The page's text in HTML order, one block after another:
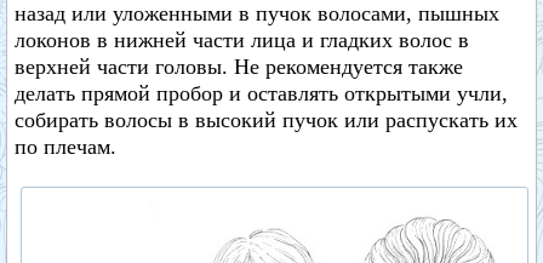
назад или уложенными в пучок волосами, пышных
локонов в нижней части лица и гладких волос в
верхней части головы. Не рекомендуется также
делать прямой пробор и оставлять открытыми учли,
собирать волосы в высокий пучок или распускать их
по плечам.